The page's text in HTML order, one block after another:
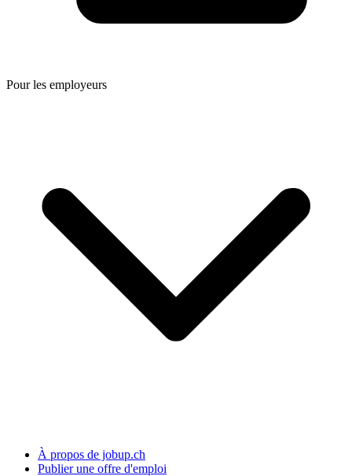
Pour les employeurs
À propos de jobup.ch
Publier une offre d'emploi